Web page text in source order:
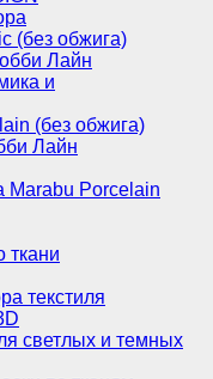
(без обжига)
Лайн
и
(без обжига)
Лайн
Marabu Porcelain
ткани
текстиля
светлых и темных